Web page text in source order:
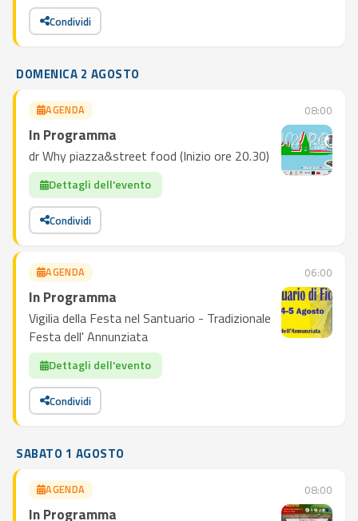
Condividi
DOMENICA 2 AGOSTO
AGENDA 08:00
In Programma
dr Why piazza&street food (Inizio ore 20.30)
Dettagli dell'evento
Condividi
AGENDA 06:00
In Programma
Vigilia della Festa nel Santuario - Tradizionale
Festa dell' Annunziata
Dettagli dell'evento
Condividi
SABATO 1 AGOSTO
AGENDA 08:00
In Programma